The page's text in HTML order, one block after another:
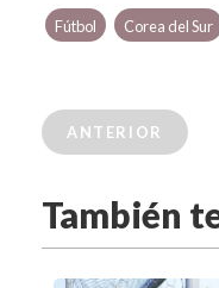
Fútbol Corea del Sur
ANTERIOR
También